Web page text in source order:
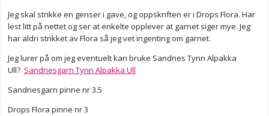
Jeg skal strikke en genser i gave, og oppskriften er i Drops Flora. Har
lest litt på nettet og ser at enkelte opplever at garnet siger mye. Jeg
har aldri strikket av Flora så jeg vet ingenting om garnet.
Jeg lurer på om jeg eventuelt kan bruke Sandnes Tynn Alpakka
Ull? Sandnesgarn Tynn Alpakka Ull
Sandnesgarn pinne nr 3.5
Drops Flora pinne nr 3